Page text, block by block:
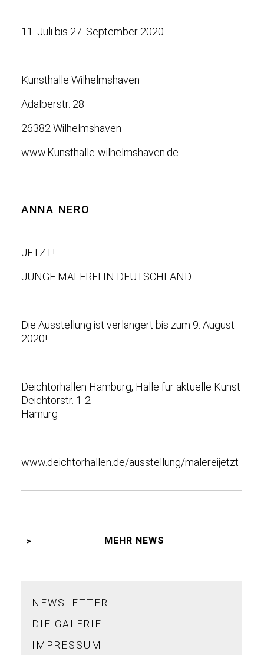
11. Juli bis 27. September 2020
Kunsthalle Wilhelmshaven
Adalberstr. 28
26382 Wilhelmshaven
www.Kunsthalle-wilhelmshaven.de
ANNA NERO
JETZT!
JUNGE MALEREI IN DEUTSCHLAND
Die Ausstellung ist verlängert bis zum 9. August
2020!
Deichtorhallen Hamburg, Halle für aktuelle Kunst
Deichtorstr. 1-2
Hamurg
www.deichtorhallen.de/ausstellung/malereijetzt
MEHR NEWS
NEWSLETTER
DIE GALERIE
IMPRESSUM